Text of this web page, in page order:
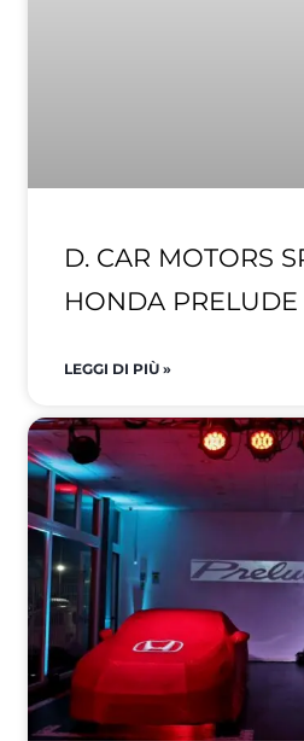
D. CAR MOTORS
HONDA PRELUDE
LEGGI DI PIÙ »